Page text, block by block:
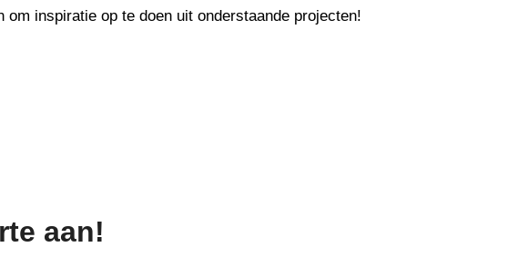
inspiratie op te doen uit onderstaande projecten!
aan!